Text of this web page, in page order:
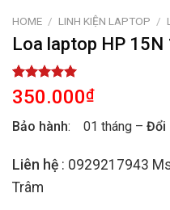
HOME / LINH KIỆN LAPTOP /
Loa laptop HP
Rated
5.00
out of 5
1
customer
350.000₫
Bảo hành: 01 tháng – Đổi
Liên hệ : 0929217943
Trâm